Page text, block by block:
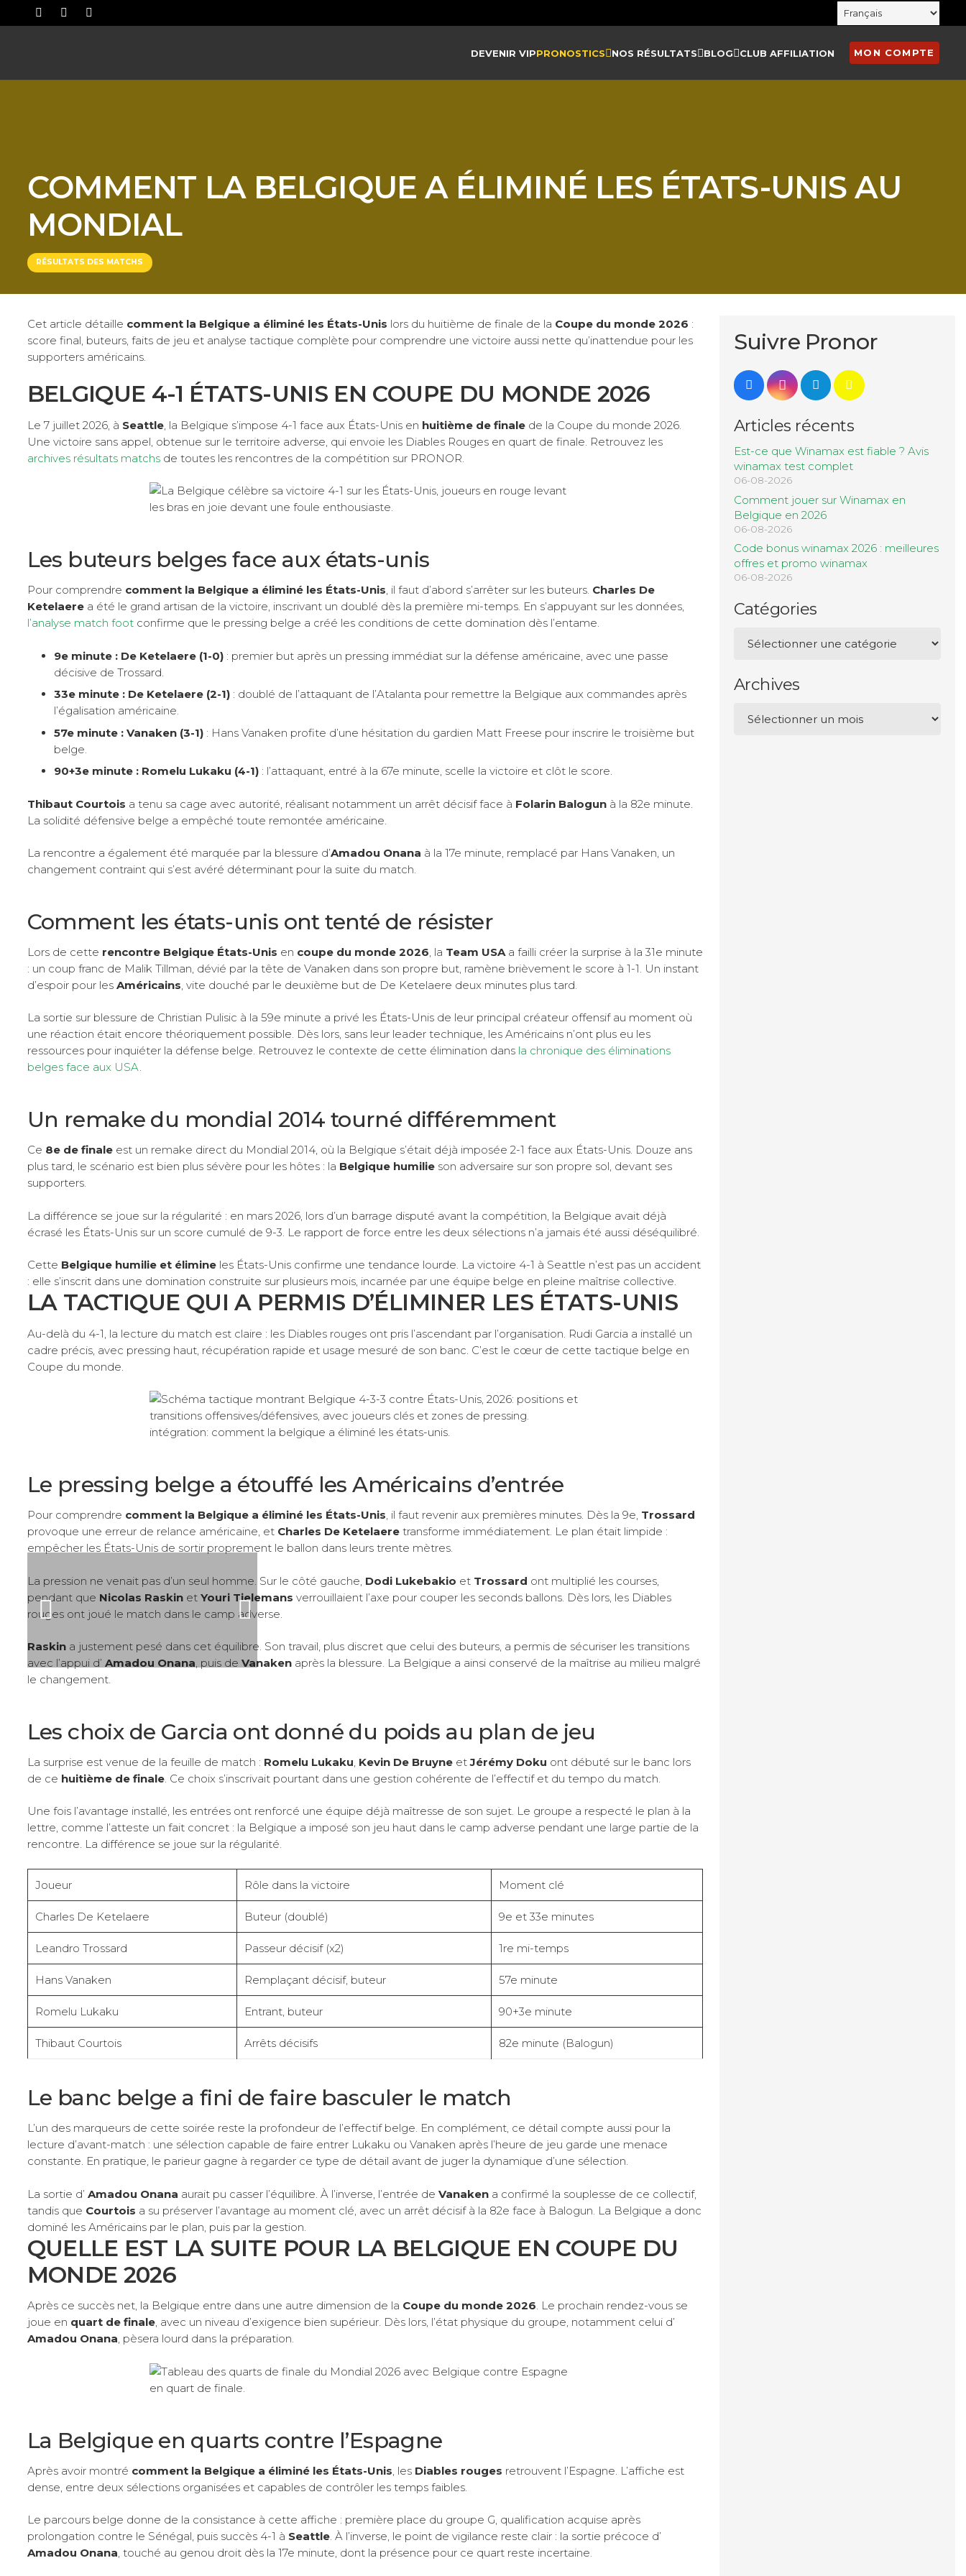
DEVENIR VIPPRONOSTICS NOS RÉSULTATS BLOG CLUB AFFILIATION MON COMPTE
COMMENT LA BELGIQUE A ÉLIMINÉ LES ÉTATS-UNIS AU
MONDIAL
RÉSULTATS DES MATCHS
Cet article détaille comment la Belgique a éliminé les États-Unis lors du huitième de finale de la Coupe du monde 2026 :
score final, buteurs, faits de jeu et analyse tactique complète pour comprendre une victoire aussi nette qu’inattendue pour les
supporters américains.
BELGIQUE 4-1 ÉTATS-UNIS EN COUPE DU MONDE 2026
Le 7 juillet 2026, à Seattle, la Belgique s’impose 4-1 face aux États-Unis en huitième de finalede la Coupe du monde 2026.
Une victoire sans appel, obtenue sur le territoire adverse, qui envoie les Diables Rouges en quart de finale. Retrouvez les
archives résultats matchsde toutes les rencontres de la compétition sur PRONOR.
Les buteurs belges face aux états-unis
Pour comprendre comment la Belgique a éliminé les États-Unis, il faut d’abord s’arrêter sur les buteurs. Charles De
Ketelaerea été le grand artisan de la victoire, inscrivant un doublé dès la première mi-temps. En s’appuyant sur les données,
l’analyse match footconfirme que le pressing belge a créé les conditions de cette domination dès l’entame.
9e minute : De Ketelaere (1-0) : premier but après un pressing immédiat sur la défense américaine, avec une passe
décisive de Trossard.
33e minute : De Ketelaere (2-1) : doublé de l’attaquant de l’Atalanta pour remettre la Belgique aux commandes après
l’égalisation américaine.
57e minute : Vanaken (3-1) : Hans Vanaken profite d’une hésitation du gardien Matt Freese pour inscrire le troisième but
belge.
90+3e minute : Romelu Lukaku (4-1) : l’attaquant, entré à la 67e minute, scelle la victoire et clôt le score.
Thibaut Courtois a tenu sa cage avec autorité, réalisant notamment un arrêt décisif face à Folarin Balogunà la 82e minute.
La solidité défensive belge a empêché toute remontée américaine.
La rencontre a également été marquée par la blessure d’Amadou Onana à la 17e minute, remplacé par Hans Vanaken, un
changement contraint qui s’est avéré déterminant pour la suite du match.
Comment les états-unis ont tenté de résister
Lors de cette rencontre Belgique États-Unis en coupe du monde 2026 , la Team USAa failli créer la surprise à la 31e minute
: un coup franc de Malik Tillman, dévié par la tête de Vanaken dans son propre but, ramène brièvement le score à 1-1. Un instant
d’espoir pour les Américains , vite douché par le deuxième but de De Ketelaere deux minutes plus tard.
La sortie sur blessure de Christian Pulisic à la 59e minute a privé les États-Unis de leur principal créateur offensif au moment où
une réaction était encore théoriquement possible. Dès lors, sans leur leader technique, les Américains n’ont plus eu les
ressources pour inquiéter la défense belge. Retrouvez le contexte de cette élimination dans la chronique des éliminations
belges face aux USA.
Un remake du mondial 2014 tourné différemment
Ce 8e de finaleest un remake direct du Mondial 2014, où la Belgique s’était déjà imposée 2-1 face aux États-Unis. Douze ans
plus tard, le scénario est bien plus sévère pour les hôtes : la Belgique humilieson adversaire sur son propre sol, devant ses
supporters.
La différence se joue sur la régularité : en mars 2026, lors d’un barrage disputé avant la compétition, la Belgique avait déjà
écrasé les États-Unis sur un score cumulé de 9-3. Le rapport de force entre les deux sélections n’a jamais été aussi déséquilibré.
Cette Belgique humilie et élimineles États-Unis confirme une tendance lourde. La victoire 4-1 à Seattle n’est pas un accident
: elle s’inscrit dans une domination construite sur plusieurs mois, incarnée par une équipe belge en pleine maîtrise collective.
LA TACTIQUE QUI A PERMIS D’ÉLIMINER LES ÉTATS-UNIS
Au-delà du 4-1, la lecture du match est claire : les Diables rouges ont pris l’ascendant par l’organisation. Rudi Garcia a installé un
cadre précis, avec pressing haut, récupération rapide et usage mesuré de son banc. C’est le cœur de cette tactique belge en
Coupe du monde.
Le pressing belge a étouffé les Américains d’entrée
Pour comprendre comment la Belgique a éliminé les États-Unis, il faut revenir aux premières minutes. Dès la 9e, Trossard
provoque une erreur de relance américaine, et Charles De Ketelaeretransforme immédiatement. Le plan était limpide :
empêcher les États-Unis de sortir proprement le ballon dans leurs trente mètres.
La pression ne venait pas d’un seul homme. Sur le côté gauche, Dodi Lukebakio et Trossard ont multiplié les courses,
pendant que Nicolas Raskinet Youri Tielemans verrouillaient l’axe pour couper les seconds ballons. Dès lors, les Diables
rouges ont joué le match dans le camp adverse.
Raskina justement pesé dans cet équilibre. Son travail, plus discret que celui des buteurs, a permis de sécuriser les transitions
avec l’appui d’ Amadou Onana, puis de Vanakenaprès la blessure. La Belgique a ainsi conservé de la maîtrise au milieu malgré
le changement.
Les choix de Garcia ont donné du poids au plan de jeu
La surprise est venue de la feuille de match : Romelu Lukaku Kevin De BruyneetJérémy Doku ont débuté sur le banc lors
de ce huitième de finale. Ce choix s’inscrivait pourtant dans une gestion cohérente de l’effectif et du tempo du match.
Une fois l’avantage installé, les entrées ont renforcé une équipe déjà maîtresse de son sujet. Le groupe a respecté le plan à la
lettre, comme l’atteste un fait concret : la Belgique a imposé son jeu haut dans le camp adverse pendant une large partie de la
rencontre. La différence se joue sur la régularité.
Joueur Rôle dans la victoire Moment clé
Charles De Ketelaere Buteur (doublé) 9e et 33e minutes
Leandro Trossard Passeur décisif (x2) 1re mi-temps
Hans Vanaken Remplaçant décisif, buteur 57e minute
Romelu Lukaku Entrant, buteur 90+3e minute
Thibaut Courtois Arrêts décisifs 82e minute (Balogun)
Le banc belge a fini de faire basculer le match
L’un des marqueurs de cette soirée reste la profondeur de l’effectif belge. En complément, ce détail compte aussi pour la
lecture d’avant-match : une sélection capable de faire entrer Lukaku ou Vanaken après l’heure de jeu garde une menace
constante. En pratique, le parieur gagne à regarder ce type de détail avant de juger la dynamique d’une sélection.
La sortie d’ Amadou Onana aurait pu casser l’équilibre. À l’inverse, l’entrée de Vanakena confirmé la souplesse de ce collectif,
tandis que Courtois a su préserver l’avantage au moment clé, avec un arrêt décisif à la 82e face à Balogun. La Belgique a donc
dominé les Américains par le plan, puis par la gestion.
QUELLE EST LA SUITE POUR LA BELGIQUE EN COUPE DU
MONDE 2026
Après ce succès net, la Belgique entre dans une autre dimension de la Coupe du monde 2026. Le prochain rendez-vous se
joue en quart de finale, avec un niveau d’exigence bien supérieur. Dès lors, l’état physique du groupe, notamment celui d’
Amadou Onana, pèsera lourd dans la préparation.
La Belgique en quarts contre l’Espagne
Après avoir montré comment la Belgique a éliminé les États-Unis , les Diables rouges retrouvent l’Espagne. L’affiche est
dense, entre deux sélections organisées et capables de contrôler les temps faibles.
Le parcours belge donne de la consistance à cette affiche : première place du groupe G, qualification acquise après
prolongation contre le Sénégal, puis succès 4-1 à Seattle. À l’inverse, le point de vigilance reste clair : la sortie précoce d’
Amadou Onana, touché au genou droit dès la 17e minute, dont la présence pour ce quart reste incertaine.
Suivre Pronor
Articles récents
Est-ce que Winamax est fiable ? Avis
winamax test complet
06-08-2026
Comment jouer sur Winamax en
Belgique en 2026
06-08-2026
Code bonus winamax 2026 : meilleures
offres et promo winamax
06-08-2026
Catégories
Archives